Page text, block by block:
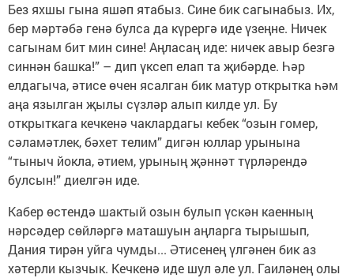
Без яхшы гына яшәп ятабыз. Сине бик сагынабыз. Их,
бер мәртәбә генә булса да күрергә иде үзеңне. Ничек
сагынам бит мин сине! Аңласаң иде: ничек авыр безгә
синнән башка!” – дип үксеп елап та җибәрде. Һәр
елдагыча, әтисе өчен ясалган бик матур открытка һәм
аңа язылган җылы сүзләр алып килде ул. Бу
открыткага кечкенә чаклардагы кебек “озын гомер,
сәламәтлек, бәхет телим” дигән юллар урынына
“тыныч йокла, әтием, урының җәннәт түрләрендә
булсын!” диелгән иде.
Кабер өстендә шактый озын булып үскән каенның
нәрсәдер сөйләргә маташуын аңларга тырышып,
Дания тирән уйга чумды... Әтисенең үлгәнен бик аз
хәтерли кызчык. Кечкенә иде шул әле ул. Гаиләнең олы